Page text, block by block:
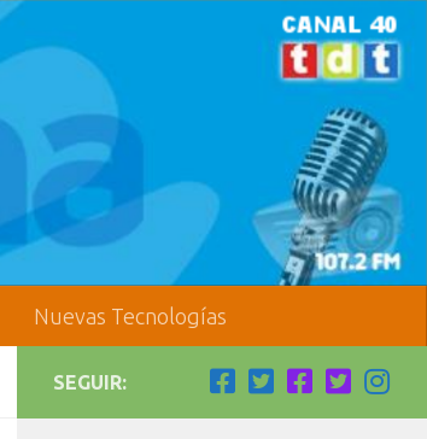
Nuevas Tecnologías
SEGUIR: